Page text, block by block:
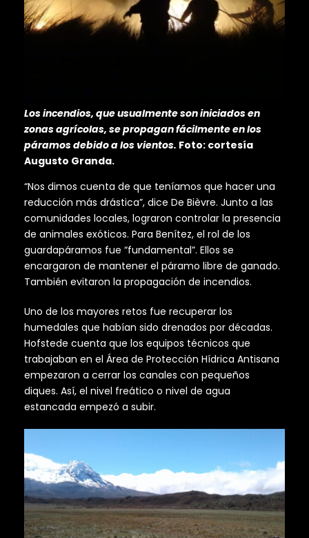
Los incendios, que usualmente son iniciados en
zonas agrícolas, se propagan fácilmente en los
páramos debido a los vientos. Foto: cortesía
Augusto Granda.
“Nos dimos cuenta de que teníamos que hacer una
reducción más drástica”, dice De Bièvre. Junto a las
comunidades locales, lograron controlar la presencia
de animales exóticos. Para Benítez, el rol de los
guardapáramos fue “fundamental”. Ellos se
encargaron de mantener el páramo libre de ganado.
También evitaron la propagación de incendios.
Uno de los mayores retos fue recuperar los
humedales que habían sido drenados por décadas.
Hofstede cuenta que los equipos técnicos que
trabajaban en el Área de Protección Hídrica Antisana
empezaron a cerrar los canales con pequeños
diques. Así, el nivel freático o nivel de agua
estancada empezó a subir.